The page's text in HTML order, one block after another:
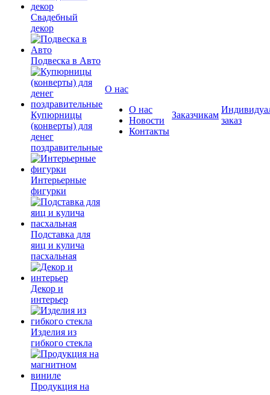
Свадебный
декор
Подвеска в Авто
Купюрницы
(конверты) для
денег
поздравительные
Интерьерные
фигурки
Подставка для
яиц и кулича
пасхальная
Декор и
интерьер
Изделия из
гибкого стекла
Продукция на
О нас
О нас
Новости
Контакты
Заказчикам
заказ